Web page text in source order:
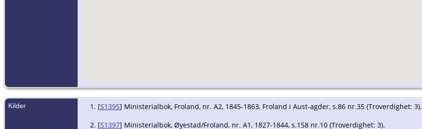
Kilder [S1395] Ministerialbok, Froland, nr. A2, 1845-1863, Froland i Aust-agder, s.86 nr.35 (Troverdighet: 3).
[S1397] Ministerialbok, Øyestad/Froland, nr. A1, 1827-1844, s.158 nr.10 (Troverdighet: 3).